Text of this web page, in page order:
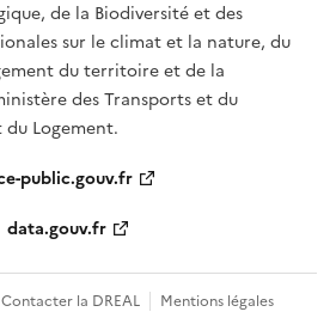
de la Biodiversité et des
sur le climat et la nature, du
du territoire et de la
des Transports et du
Logement.
public.gouv.fr
data.gouv.fr
Contacter la DREAL Mentions légales